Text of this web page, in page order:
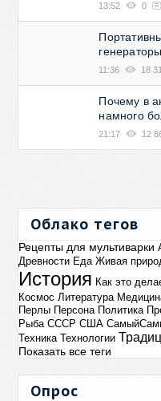
13:52 0
генераторы
11:36 18
Почему в
намного
21:17 12
Облако тегов
Рецепты для мультиварки
Древности Еда Живая
История Как это
Космос Литература
Перлы Персона Политика
Рыба СССР США
Техника Технологии
Показать все теги
Опрос